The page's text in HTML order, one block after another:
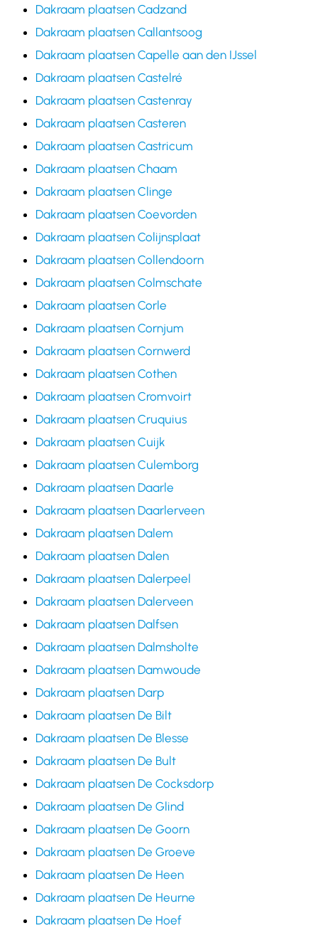
Dakraam plaatsen Cadzand
Dakraam plaatsen Callantsoog
Dakraam plaatsen Capelle aan den IJssel
Dakraam plaatsen Castelré
Dakraam plaatsen Castenray
Dakraam plaatsen Casteren
Dakraam plaatsen Castricum
Dakraam plaatsen Chaam
Dakraam plaatsen Clinge
Dakraam plaatsen Coevorden
Dakraam plaatsen Colijnsplaat
Dakraam plaatsen Collendoorn
Dakraam plaatsen Colmschate
Dakraam plaatsen Corle
Dakraam plaatsen Cornjum
Dakraam plaatsen Cornwerd
Dakraam plaatsen Cothen
Dakraam plaatsen Cromvoirt
Dakraam plaatsen Cruquius
Dakraam plaatsen Cuijk
Dakraam plaatsen Culemborg
Dakraam plaatsen Daarle
Dakraam plaatsen Daarlerveen
Dakraam plaatsen Dalem
Dakraam plaatsen Dalen
Dakraam plaatsen Dalerpeel
Dakraam plaatsen Dalerveen
Dakraam plaatsen Dalfsen
Dakraam plaatsen Dalmsholte
Dakraam plaatsen Damwoude
Dakraam plaatsen Darp
Dakraam plaatsen De Bilt
Dakraam plaatsen De Blesse
Dakraam plaatsen De Bult
Dakraam plaatsen De Cocksdorp
Dakraam plaatsen De Glind
Dakraam plaatsen De Goorn
Dakraam plaatsen De Groeve
Dakraam plaatsen De Heen
Dakraam plaatsen De Heurne
Dakraam plaatsen De Hoef